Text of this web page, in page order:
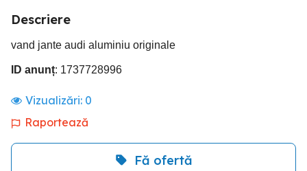
Descriere
vand jante audi aluminiu originale
ID anunț: 1737728996
Vizualizări: 0
Raportează
Fă ofertă